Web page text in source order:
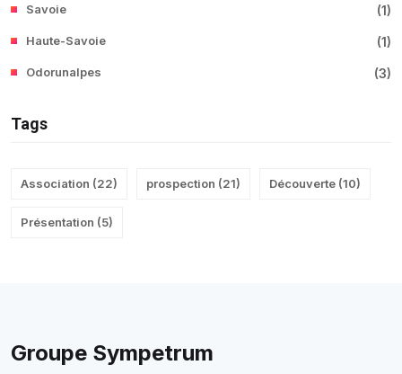
Savoie (1)
Haute-Savoie (1)
Odorunalpes (3)
Tags
Association (22) prospection (21) Découverte (10)
Présentation (5)
Groupe Sympetrum